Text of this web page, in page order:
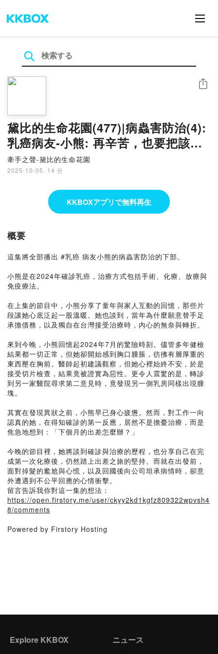
黛比的生命花園(477)|病蟲害防治(4):
乳癌病友-小熊: 再辛苦，也要把該做
的事做好
牽手之聲-黛比的生命花園
2025-10-05 · 14 分
シェア
KKBOXアプリで無料再生
概要
這集將全部播出 #乳癌 病友小熊的病蟲害防治的下部。
小熊是在2024年確診乳癌，治療方式包括手術、化療、放療與
免疫療法。
在上集的節目中，小熊分享了童年與家人互動的回憶，那些片
段讓她心底泛起一股溫暖。她也談到，當年為什麼願意替手足
承擔債務，以及獨自在台灣接受治療時，內心的無奈與轉折。
來到今晚，小熊回憶起2024年7月的驚險時刻。儘管多年健檢
結果都一切正常，但她卻開始感到胸口腫脹，彷彿有層厚重的
東西壓在胸前。醫師起初建議觀察，但她心裡始終不安，於是
接受切片檢查，結果竟被證實為惡性。更令人震驚的是，轉診
到另一家醫院尋求第二意見時，竟發現另一側乳房同樣出現腫
塊。
其實在發現異狀之前，小熊早已身心疲憊。然而，對工作一向
認真的她，在得知確診的第一反應，居然不是擔憂治療，而是
焦急地想到：「下個月的出差怎麼辦？」
今晚的節目裡，她將談到確診與治療的歷程，也分享自己在完
成第一次化療後，仍然踏上出差之旅的堅持。而就在出發前，
面對掉髮的尷尬與心慌，以及回國後向公司坦承病情時，卻意
外遭遇到不公平回應的心情衝擊。
留言告訴我你對這一集的想法：
https://open.firstory.me/user/ckyy2kd1kgfz809322wpvsh4
8/comments
Powered by Firstory Hosting
Explore KKBOX ニュース